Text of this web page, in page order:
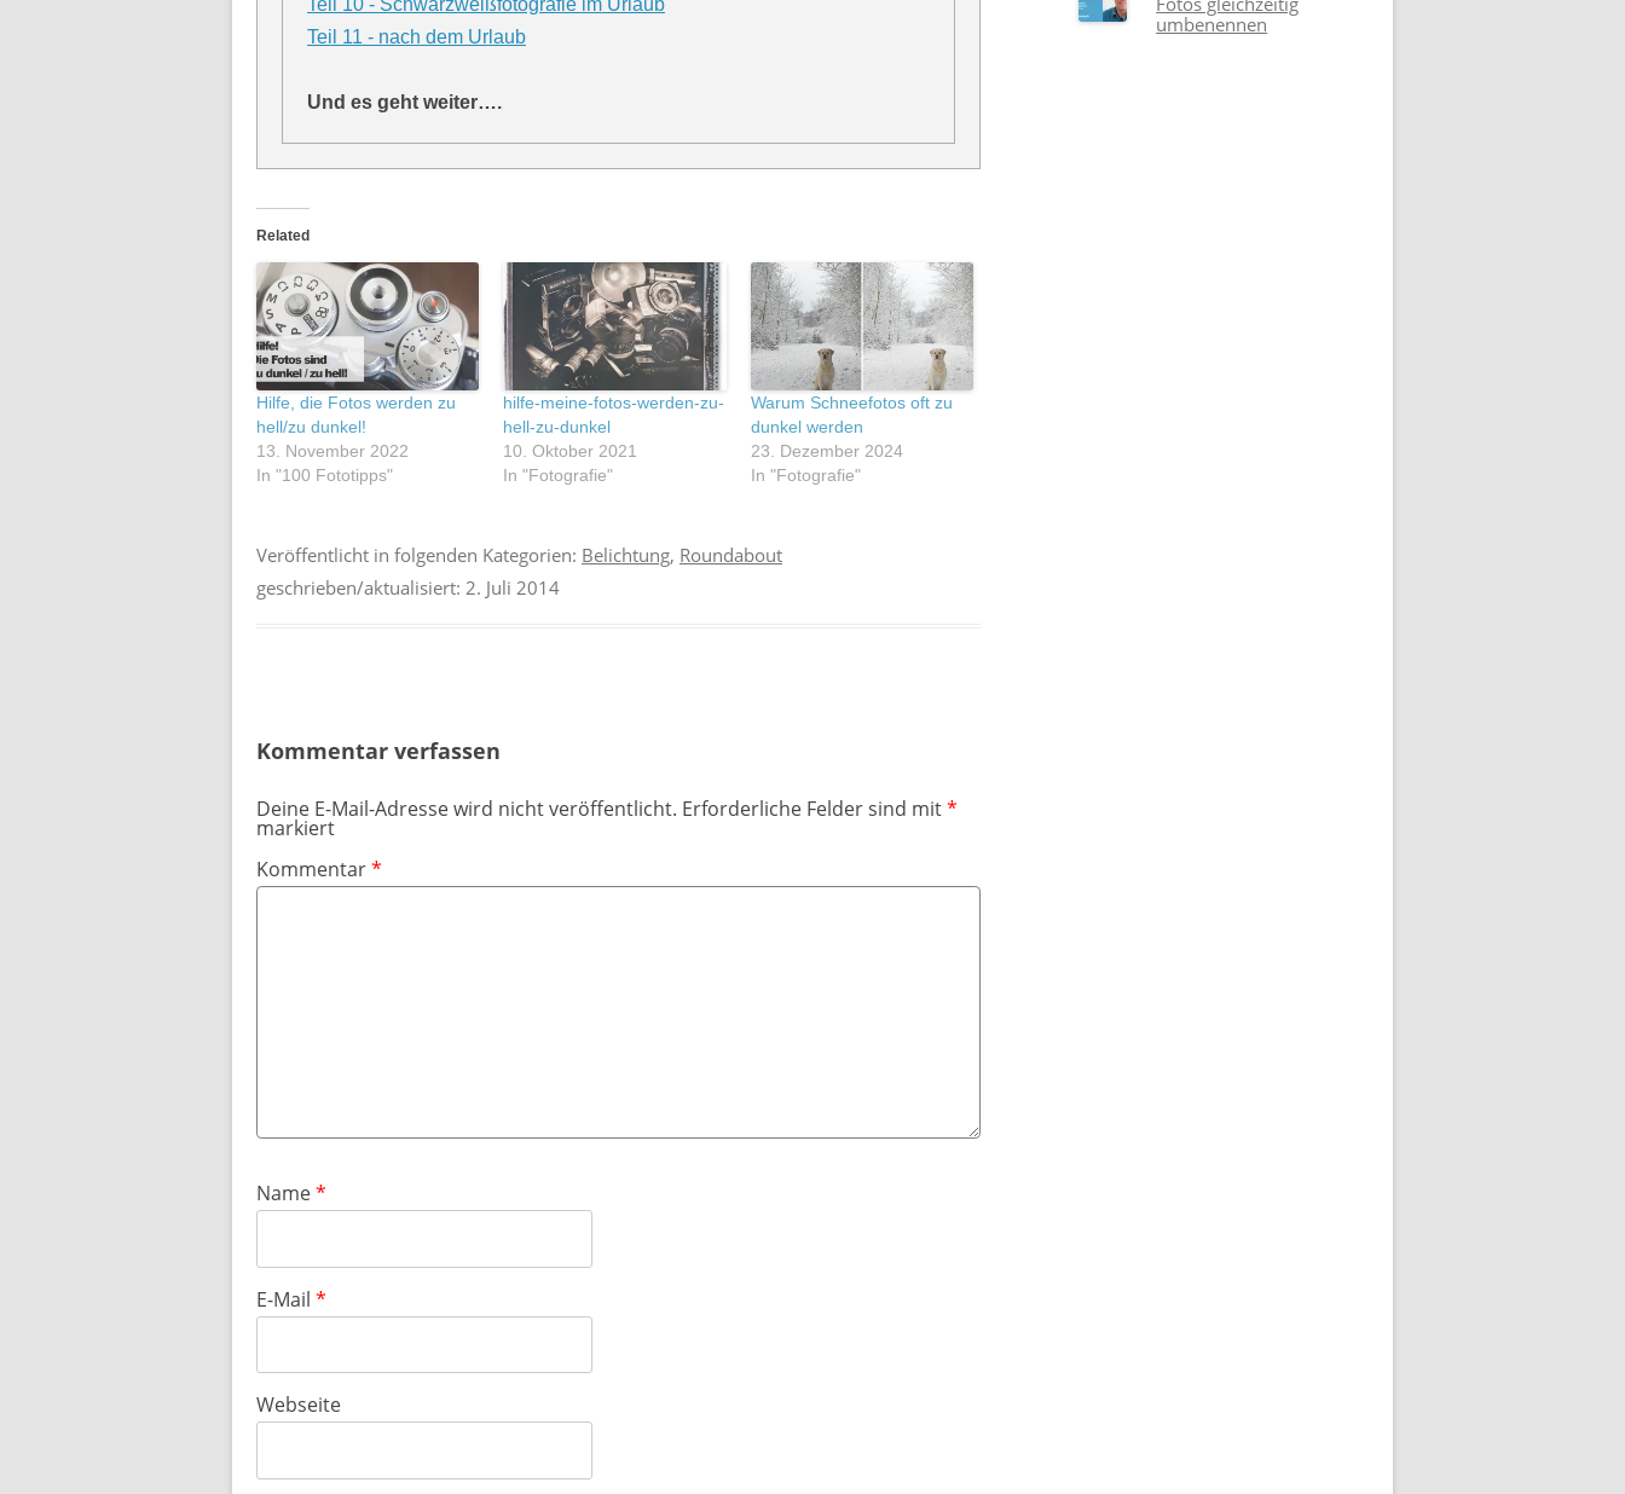
Teil 10 - Schwarzweißfotografie im Urlaub
Teil 11 - nach dem Urlaub
Und es geht weiter….
Related
Hilfe, die Fotos werden zu
hell/zu dunkel!
13. November 2022
In "100 Fototipps"
hilfe-meine-fotos-werden-zu-
hell-zu-dunkel
10. Oktober 2021
In "Fotografie"
Warum Schneefotos oft zu
dunkel werden
23. Dezember 2024
In "Fotografie"
Veröffentlicht in folgenden Kategorien: Belichtung, Roundabout
geschrieben/aktualisiert: 2. Juli 2014
Kommentar verfassen
Deine E-Mail-Adresse wird nicht veröffentlicht. Erforderliche Felder sind mit*
markiert
Kommentar*
Name*
E-Mail *
Webseite
umbenennen